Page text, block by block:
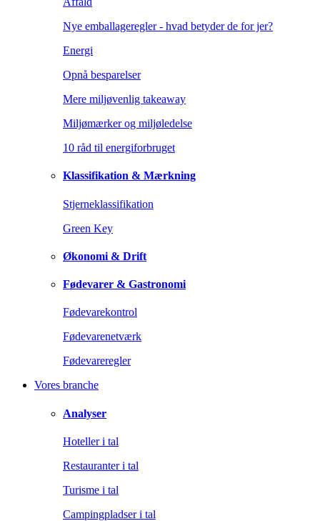
Nye emballageregler - hvad betyder de for jer?
Energi
Opnå besparelser
Mere miljøvenlig takeaway
Miljømærker og miljøledelse
10 råd til energiforbruget
Klassifikation & Mærkning
Stjerneklassifikation
Green Key
Økonomi & Drift
Fødevarer & Gastronomi
Fødevarekontrol
Fødevarenetværk
Fødevareregler
Vores branche
Analyser
Hoteller i tal
Restauranter i tal
Turisme i tal
Campingpladser i tal